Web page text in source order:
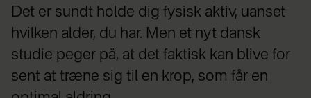
Det er sundt holde dig fysisk aktiv, uanset
hvilken alder, du har. Men et nyt dansk
studie peger på, at det faktisk kan blive for
sent at træne sig til en krop, som får en